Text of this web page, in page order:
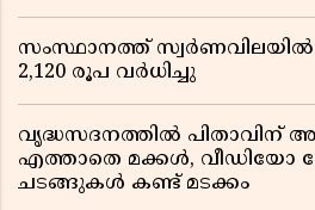
സംസ്ഥാനത്ത്
2,120 രൂപ വര്‍ധിച്ചു
വൃദ്ധസദനത്തിൽ പിതാവിന്
എത്താതെ മക്കൾ, വീഡിയോ
ചടങ്ങുകൾ കണ്ട് മടക്കം